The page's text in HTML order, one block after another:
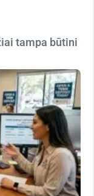
tampa būtini